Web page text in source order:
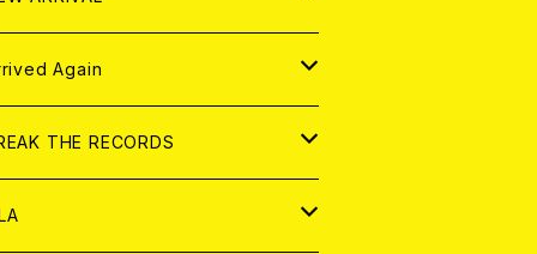
レル
CONTENTS
ログ
Again
ログ
THE RECORDS